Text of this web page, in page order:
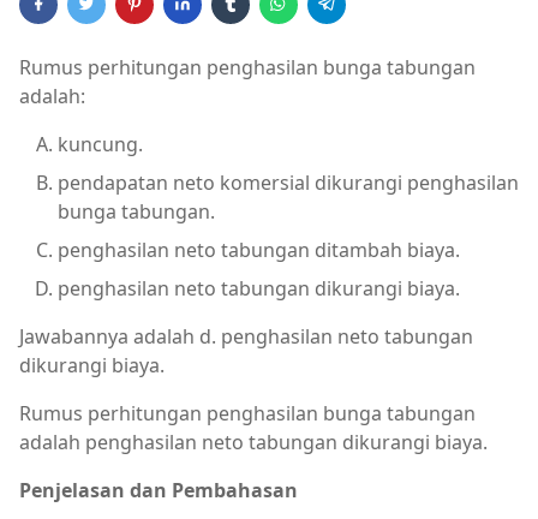
Rumus perhitungan penghasilan bunga tabungan
adalah:
kuncung.
pendapatan neto komersial dikurangi penghasilan
bunga tabungan.
penghasilan neto tabungan ditambah biaya.
penghasilan neto tabungan dikurangi biaya.
Jawabannya adalah d. penghasilan neto tabungan
dikurangi biaya.
Rumus perhitungan penghasilan bunga tabungan
adalah penghasilan neto tabungan dikurangi biaya.
Penjelasan dan Pembahasan